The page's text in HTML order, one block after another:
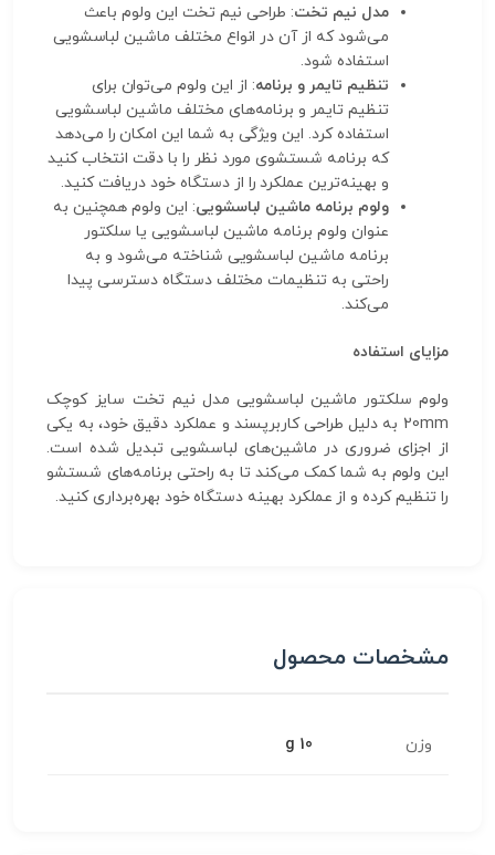
مدل نیم تخت: طراحی نیم تخت این ولوم باعث
می‌شود که از آن در انواع مختلف ماشین لباسشویی
استفاده شود.
تنظیم تایمر و برنامه: از این ولوم می‌توان برای
تنظیم تایمر و برنامه‌های مختلف ماشین لباسشویی
استفاده کرد. این ویژگی به شما این امکان را می‌دهد
که برنامه شستشوی مورد نظر را با دقت انتخاب کنید
و بهینه‌ترین عملکرد را از دستگاه خود دریافت کنید.
ولوم برنامه ماشین لباسشویی: این ولوم همچنین به
عنوان ولوم برنامه ماشین لباسشویی یا سلکتور
برنامه ماشین لباسشویی شناخته می‌شود و به
راحتی به تنظیمات مختلف دستگاه دسترسی پیدا
می‌کند.
مزایای استفاده
ولوم سلکتور ماشین لباسشویی مدل نیم تخت سایز کوچک
20mm به دلیل طراحی کاربرپسند و عملکرد دقیق خود، به یکی
از اجزای ضروری در ماشین‌های لباسشویی تبدیل شده است.
این ولوم به شما کمک می‌کند تا به راحتی برنامه‌های شستشو
را تنظیم کرده و از عملکرد بهینه دستگاه خود بهره‌برداری کنید.
مشخصات محصول
وزن 10 g